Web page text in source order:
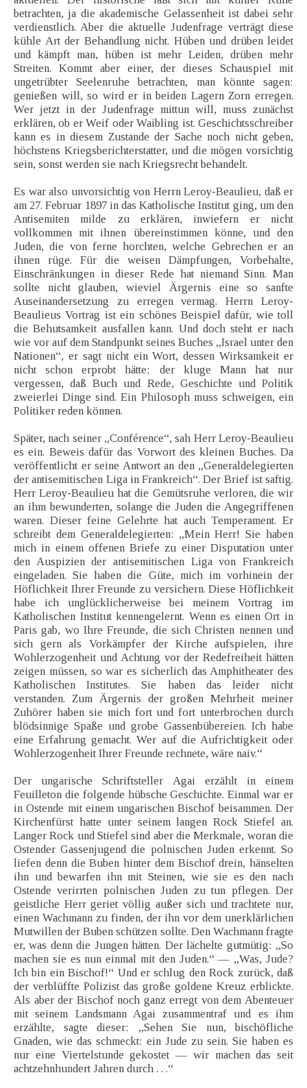
betrachten, ja die akademische Gelassenheit ist dabei sehr
verdienstlich. Aber die aktuelle Judenfrage verträgt diese
kühle Art der Behandlung nicht. Hüben und drüben leidet
und kämpft man, hüben ist mehr Leiden, drüben mehr
Streiten. Kommt aber einer, der dieses Schauspiel mit
ungetrübter Seelenruhe betrachten, man könnte sagen:
genießen will, so wird er in beiden Lagern Zorn erregen.
Wer jetzt in der Judenfrage mittun will, muss zunächst
erklären, ob er Weif oder Waibling ist. Geschichtsschreiber
kann es in diesem Zustande der Sache noch nicht geben,
höchstens Kriegsberichterstatter, und die mögen vorsichtig
sein, sonst werden sie nach Kriegsrecht behandelt.
Es war also unvorsichtig von Herrn Leroy-Beaulieu, daß er
am 27. Februar 1897 in das Katholische Institut ging, um den
Antisemiten milde zu erklären, inwiefern er nicht
vollkommen mit ihnen übereinstimmen könne, und den
Juden, die von ferne horchten, welche Gebrechen er an
ihnen rüge. Für die weisen Dämpfungen, Vorbehalte,
Einschränkungen in dieser Rede hat niemand Sinn. Man
sollte nicht glauben, wieviel Ärgernis eine so sanfte
Auseinandersetzung zu erregen vermag. Herrn Leroy-
Beaulieus Vortrag ist ein schönes Beispiel dafür, wie toll
die Behutsamkeit ausfallen kann. Und doch steht er nach
wie vor auf dem Standpunkt seines Buches „Israel unter den
Nationen“, er sagt nicht ein Wort, dessen Wirksamkeit er
nicht schon erprobt hätte; der kluge Mann hat nur
vergessen, daß Buch und Rede, Geschichte und Politik
zweierlei Dinge sind. Ein Philosoph muss schweigen, ein
Politiker reden können.
Später, nach seiner „Conférence“, sah Herr Leroy-Beaulieu
es ein. Beweis dafür das Vorwort des kleinen Buches. Da
veröffentlicht er seine Antwort an den „Generaldelegierten
der antisemitischen Liga in Frankreich“. Der Brief ist saftig.
Herr Leroy-Beaulieu hat die Gemütsruhe verloren, die wir
an ihm bewunderten, solange die Juden die Angegriffenen
waren. Dieser feine Gelehrte hat auch Temperament. Er
schreibt dem Generaldelegierten: „Mein Herr! Sie haben
mich in einem offenen Briefe zu einer Disputation unter
den Auspizien der antisemitischen Liga von Frankreich
eingeladen. Sie haben die Güte, mich im vorhinein der
Höflichkeit Ihrer Freunde zu versichern. Diese Höflichkeit
habe ich unglücklicherweise bei meinem Vortrag im
Katholischen Institut kennengelernt. Wenn es einen Ort in
Paris gab, wo Ihre Freunde, die sich Christen nennen und
sich gern als Vorkämpfer der Kirche aufspielen, ihre
Wohlerzogenheit und Achtung vor der Redefreiheit hätten
zeigen müssen, so war es sicherlich das Amphitheater des
Katholischen Institutes. Sie haben das leider nicht
verstanden. Zum Ärgernis der großen Mehrheit meiner
Zuhörer haben sie mich fort und fort unterbrochen durch
blödsinnige Spaße und grobe Gassenbübereien. Ich habe
eine Erfahrung gemacht. Wer auf die Aufrichtigkeit oder
Wohlerzogenheit Ihrer Freunde rechnete, wäre naiv.“
Der ungarische Schriftsteller Agai erzählt in einem
Feuilleton die folgende hübsche Geschichte. Einmal war er
in Ostende mit einem ungarischen Bischof beisammen. Der
Kirchenfürst hatte unter seinem langen Rock Stiefel an.
Langer Rock und Stiefel sind aber die Merkmale, woran die
Ostender Gassenjugend die polnischen Juden erkennt. So
liefen denn die Buben hinter dem Bischof drein, hänselten
ihn und bewarfen ihn mit Steinen, wie sie es den nach
Ostende verirrten polnischen Juden zu tun pflegen. Der
geistliche Herr geriet völlig außer sich und trachtete nur,
einen Wachmann zu finden, der ihn vor dem unerklärlichen
Mutwillen der Buben schützen sollte. Den Wachmann fragte
er, was denn die Jungen hätten. Der lächelte gutmütig: „So
machen sie es nun einmal mit den Juden.“ — „Was, Jude?
Ich bin ein Bischof!“ Und er schlug den Rock zurück, daß
der verblüffte Polizist das große goldene Kreuz erblickte.
Als aber der Bischof noch ganz erregt von dem Abenteuer
mit seinem Landsmann Agai zusammentraf und es ihm
erzählte, sagte dieser: „Sehen Sie nun, bischöfliche
Gnaden, wie das schmeckt: ein Jude zu sein. Sie haben es
nur eine Viertelstunde gekostet — wir machen das seit
achtzehnhundert Jahren durch . . .“